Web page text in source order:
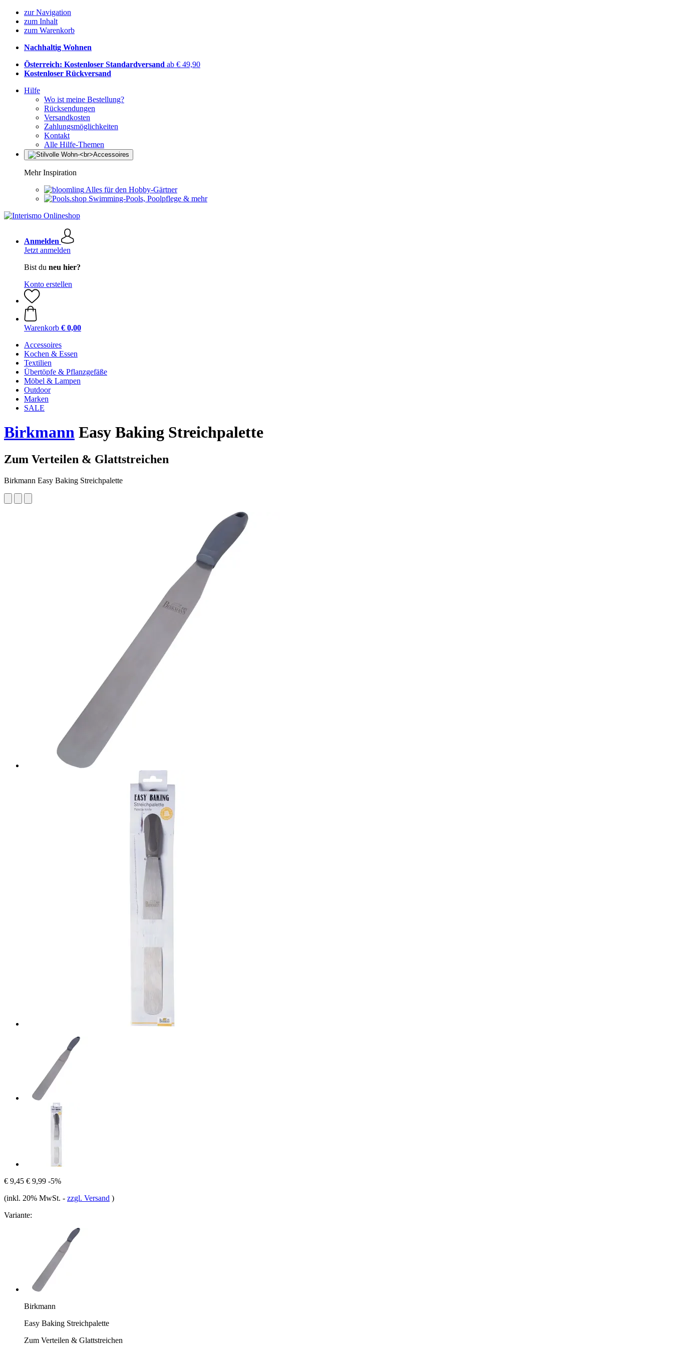
zur Navigation
zum Inhalt
zum Warenkorb
Nachhaltig Wohnen
Österreich: Kostenloser Standardversand ab € 49,90
Kostenloser Rückversand
Hilfe
Wo ist meine Bestellung?
Rücksendungen
Versandkosten
Zahlungsmöglichkeiten
Kontakt
Alle Hilfe-Themen
Mehr Inspiration
Alles für den Hobby-Gärtner
Swimming-Pools, Poolpflege & mehr
Anmelden
Jetzt anmelden
Bist du neu hier?
Konto erstellen
Warenkorb € 0,00
Accessoires
Kochen & Essen
Textilien
Übertöpfe & Pflanzgefäße
Möbel & Lampen
Outdoor
Marken
SALE
Birkmann Easy Baking Streichpalette
Zum Verteilen & Glattstreichen
Birkmann Easy Baking Streichpalette
€ 9,45 € 9,99 -5%
(inkl. 20% MwSt. - zzgl. Versand )
Variante:
Birkmann
Easy Baking Streichpalette
Zum Verteilen & Glattstreichen